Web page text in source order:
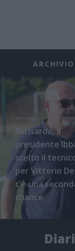
Barisardo, il
presidente
scelto il
per Vittorio De
c'è una
chance